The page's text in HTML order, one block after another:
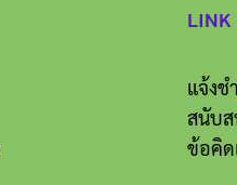
LINK
แจ้งช
สนับส
ข้อคิด